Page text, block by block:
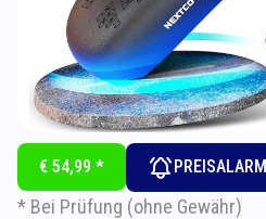
€ 54,99 * PREISALARM
* Bei Prüfung (ohne Gewähr)